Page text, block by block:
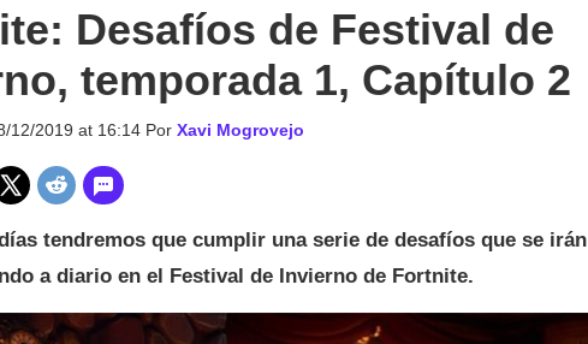
Desafíos de Festival de
temporada 1, Capítulo 2
12/2019 at 16:14 Por Xavi Mogrovejo
tendremos que cumplir una serie de desafíos que se irán
a diario en el Festival de Invierno de Fortnite.